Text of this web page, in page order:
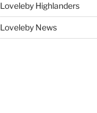
Loveleby Highlanders
Loveleby News